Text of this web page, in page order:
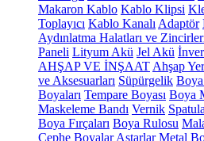
Makaron Kablo Kablo Klipsi
Toplayıcı Kablo Kanalı Adaptör
Aydınlatma Halatları ve
Paneli Lityum Akü Jel Akü
AHŞAP VE İNŞAAT Ahşap
ve Aksesuarları Süpürgelik
Boyaları Tempare Boyası Boya
Maskeleme Bandı Vernik Spatula
Boya Fırçaları Boya Rulosu
Cephe Boyalar Astarlar Metal